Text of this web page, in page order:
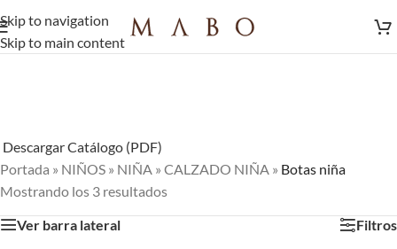
Skip to navigation
Skip to main content
Descargar Catálogo (PDF)
Portada » NIÑOS » NIÑA » CALZADO NIÑA » Botas niña
Mostrando los 3 resultados
Ver barra lateral
Filtros